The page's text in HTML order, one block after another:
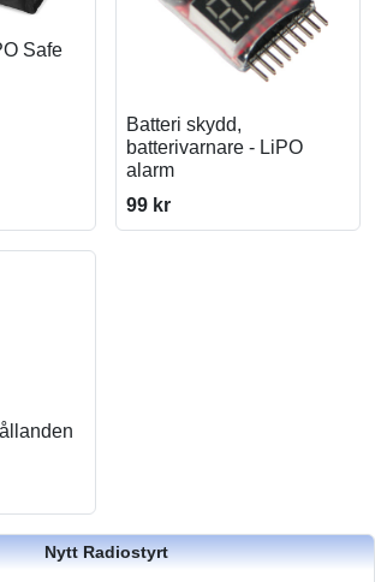
Safe
Batteri skydd,
batterivarnare - LiPO
alarm
99 kr
Nytt Radiostyrt